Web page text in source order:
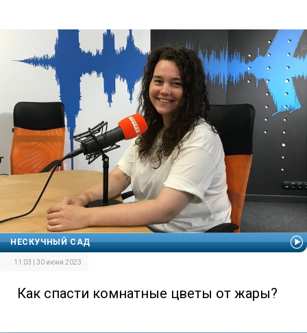
НЕСКУЧНЫЙ САД
11:03 | 30 июня 2023
Как спасти комнатные цветы от жары?